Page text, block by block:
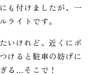
も付けましたが、一
ライトです。
いけれど、近くにポ
けると駐車の妨げに
る…そこで！